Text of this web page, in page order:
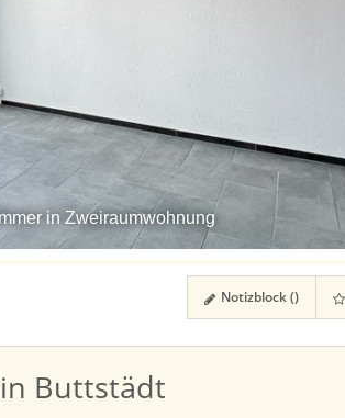
in Zweiraumwohnung
Notizblock ()
in Buttstädt